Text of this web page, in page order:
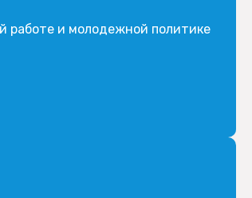
работе и молодежной политике